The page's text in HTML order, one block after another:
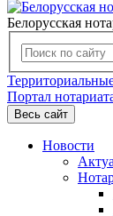
Белорусская
Портал
Весь сайт
Новости